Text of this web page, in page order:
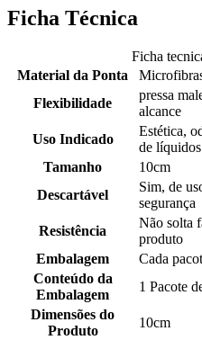
Ficha Técnica
Ficha
Material da Ponta
Flexibilidade
pressa
alcance
Uso Indicado
Estética,
de líquidos
Tamanho
10cm
Descartável
Sim, de
segurança
Resistência
Não solta
produto
Embalagem
Cada
Conteúdo da
Embalagem
1 Pacote
Dimensões do
Produto
10cm